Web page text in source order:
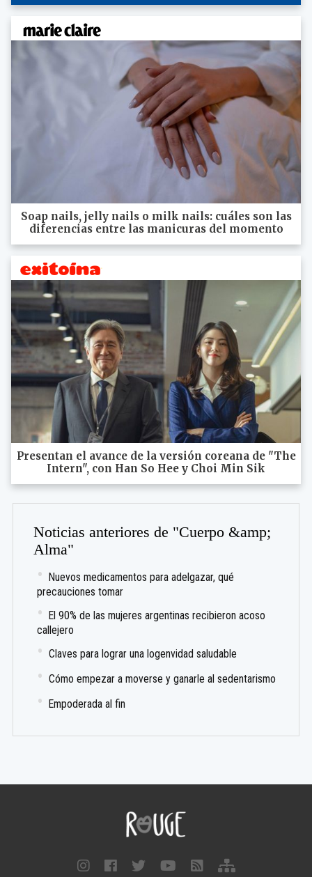
Soap nails, jelly nails o milk nails: cuáles son las
diferencias entre las manicuras del momento
Presentan el avance de la versión coreana de "The
Intern", con Han So Hee y Choi Min Sik
Noticias anteriores de "Cuerpo &amp;
Alma"
Nuevos medicamentos para adelgazar, qué
precauciones tomar
El 90% de las mujeres argentinas recibieron acoso
callejero
Claves para lograr una logenvidad saludable
Cómo empezar a moverse y ganarle al sedentarismo
Empoderada al fin